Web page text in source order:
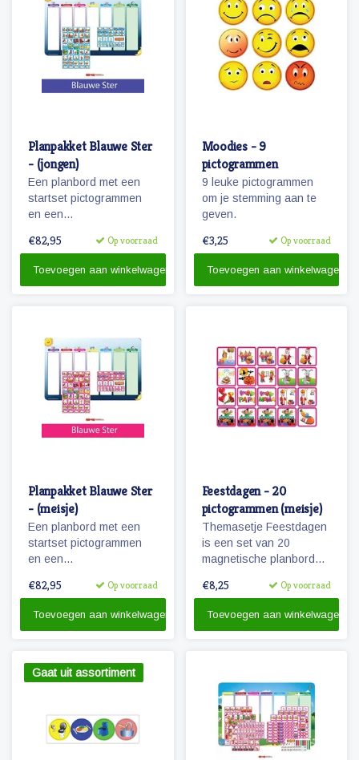
Planpakket Blauwe Ster
- (jongen)
Een planbord met een
startset pictogrammen
en een
€82,95 Op voorraad
Toevoegen aan winkelwagen
Moodies - 9
pictogrammen
9 leuke pictogrammen
om je stemming aan te
geven.
€3,25 Op voorraad
Toevoegen aan winkelwagen
Planpakket Blauwe Ster
- (meisje)
Een planbord met een
startset pictogrammen
en een
€82,95 Op voorraad
Toevoegen aan winkelwagen
Feestdagen - 20
pictogrammen (meisje)
Themasetje Feestdagen
is een set van 20
magnetische planbord
€8,25 Op voorraad
Toevoegen aan winkelwagen
Gaat uit assortiment